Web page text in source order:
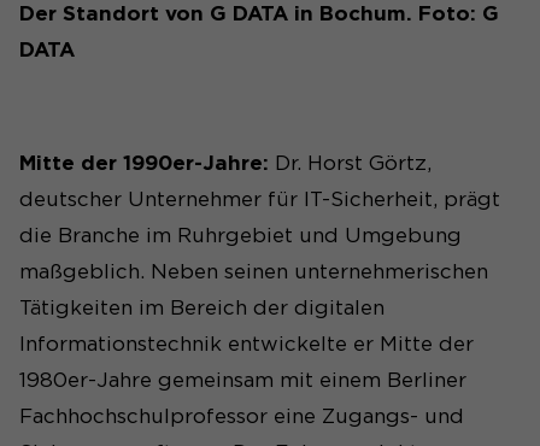
Der Standort von G DATA in Bochum. Foto: G
DATA
Mitte der 1990er-Jahre: Dr. Horst Görtz,
deutscher Unternehmer für IT-Sicherheit, prägt
die Branche im Ruhrgebiet und Umgebung
maßgeblich. Neben seinen unternehmerischen
Tätigkeiten im Bereich der digitalen
Informationstechnik entwickelte er Mitte der
1980er-Jahre gemeinsam mit einem Berliner
Fachhochschulprofessor eine Zugangs- und